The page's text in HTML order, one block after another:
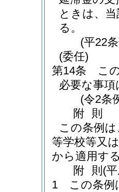
ときは、
る。
(平22
(委任)
第14条
こ
必要な事
(令2条
附 則
この条例
等学校等又
から適用す
附 則 (
1
この条例